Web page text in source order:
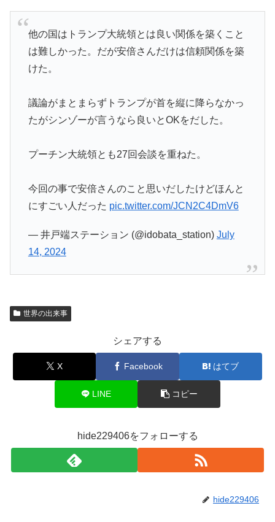
他の国はトランプ大統領とは良い関係を築くこと
は難しかった。だが安倍さんだけは信頼関係を築
けた。
議論がまとまらずトランプが首を縦に降らなかっ
たがシンゾーが言うなら良いとOKをだした。
プーチン大統領とも27回会談を重ねた。
今回の事で安倍さんのこと思いだしたけどほんと
にすごい人だった pic.twitter.com/JCN2C4DmV6
— 井戸端ステーション (@idobata_station) July
14, 2024
世界の出来事
シェアする
X Facebook はてブ
LINE コピー
hide229406をフォローする
hide229406